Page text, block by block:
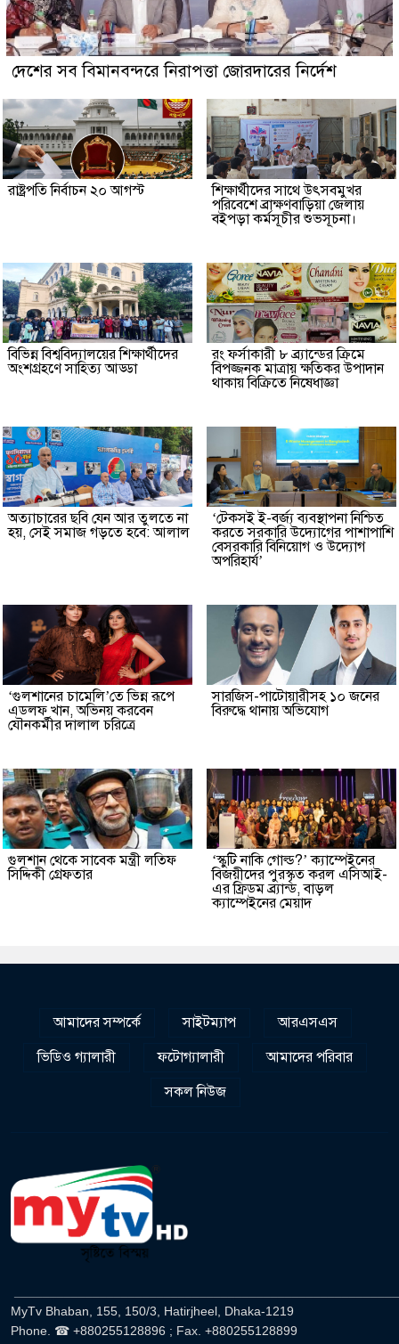
দেশের সব বিমানবন্দরে নিরাপত্তা জোরদারের নির্দেশ
রাষ্ট্রপতি নির্বাচন ২০ আগস্ট
শিক্ষার্থীদের সাথে উৎসবমুখর
পরিবেশে ব্রাক্ষণবাড়িয়া জেলায়
বইপড়া কর্মসূচীর শুভসূচনা।
বিভিন্ন বিশ্ববিদ্যালয়ের শিক্ষার্থীদের
অংশগ্রহণে সাহিত্য আড্ডা
রং ফর্সাকারী ৮ ব্র্যান্ডের ক্রিমে
বিপজ্জনক মাত্রায় ক্ষতিকর উপাদান
থাকায় বিক্রিতে নিষেধাজ্ঞা
অত্যাচারের ছবি যেন আর তুলতে না
হয়, সেই সমাজ গড়তে হবে: আলাল
‘টেকসই ই-বর্জ্য ব্যবস্থাপনা নিশ্চিত
করতে সরকারি উদ্যোগের পাশাপাশি
বেসরকারি বিনিয়োগ ও উদ্যোগ
অপরিহার্য’
‘গুলশানের চামেলি’তে ভিন্ন রূপে
এডলফ খান, অভিনয় করবেন
যৌনকর্মীর দালাল চরিত্রে
সারজিস-পাটোয়ারীসহ ১০ জনের
বিরুদ্ধে থানায় অভিযোগ
গুলশান থেকে সাবেক মন্ত্রী লতিফ
সিদ্দিকী গ্রেফতার
‘স্কুটি নাকি গোল্ড?’ ক্যাম্পেইনের
বিজয়ীদের পুরস্কৃত করল এসিআই-
এর ফ্রিডম ব্র্যান্ড, বাড়ল
ক্যাম্পেইনের মেয়াদ
আমাদের সম্পর্কে সাইটম্যাপ
আরএসএস
ভিডিও গ্যালারী
ফটোগ্যালারী
আমাদের পরিবার
সকল নিউজ
MyTv Bhaban, 155, 150/3, Hatirjheel, Dhaka-1219
Phone. ☎ +880255128896 ; Fax. +880255128899